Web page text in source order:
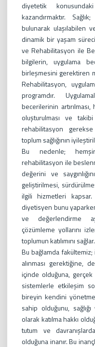
diyetetik
kazandırmaktır.
bulunarak ulaşılabilen
dinamik bir yaşam
ve Rehabilitasyon ile
bilgilerin, uygulama
birleşmesini gerektiren
Rehabilitasyon,
programdır.
becerilerinin
oluşturulması ve
rehabilitasyon
toplum sağlığının
Bu nedenle;
rehabilitasyon ile
değerini ve
geliştirilmesi,
ilgili hizmetleri
diyetisyen bunu
ve değerlendirme
çözümleme yollarını
toplumun katılımını sağlar.
Bu bağlamda fakültemiz;
alınması gerektiğine,
içinde olduğuna,
sistemlerle etkileşim
bireyin kendini
sahip olduğunu,
olarak katılma hakkı
tutum ve
olduğuna inanır. Bu